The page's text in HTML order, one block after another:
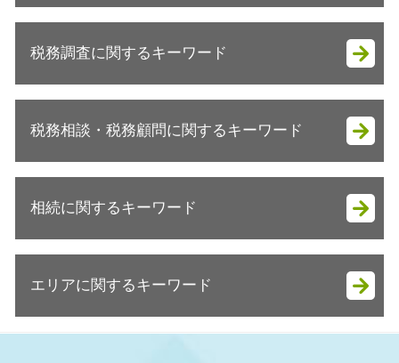
決算月 決め方
起業支援 種類
会社設立 流れ 自分で
法人成り
法人成り タイミング
会社設立 税理士
会社設立 流れ 個人
税務調査に関するキーワード
税務調査 期間
税務調査 拒否
税務調査 時期 個人
税務調査 来るタイミング
税務調査 準備
税務調査 来る人
税務相談・税務顧問に関するキーワード
個人 税務顧問
節税対策 不動産
節税対策 個人
税務顧問 税理士
相続に関するキーワード
相続 税理士 費用
相続税 マンション 評価額
エリアに関するキーワード